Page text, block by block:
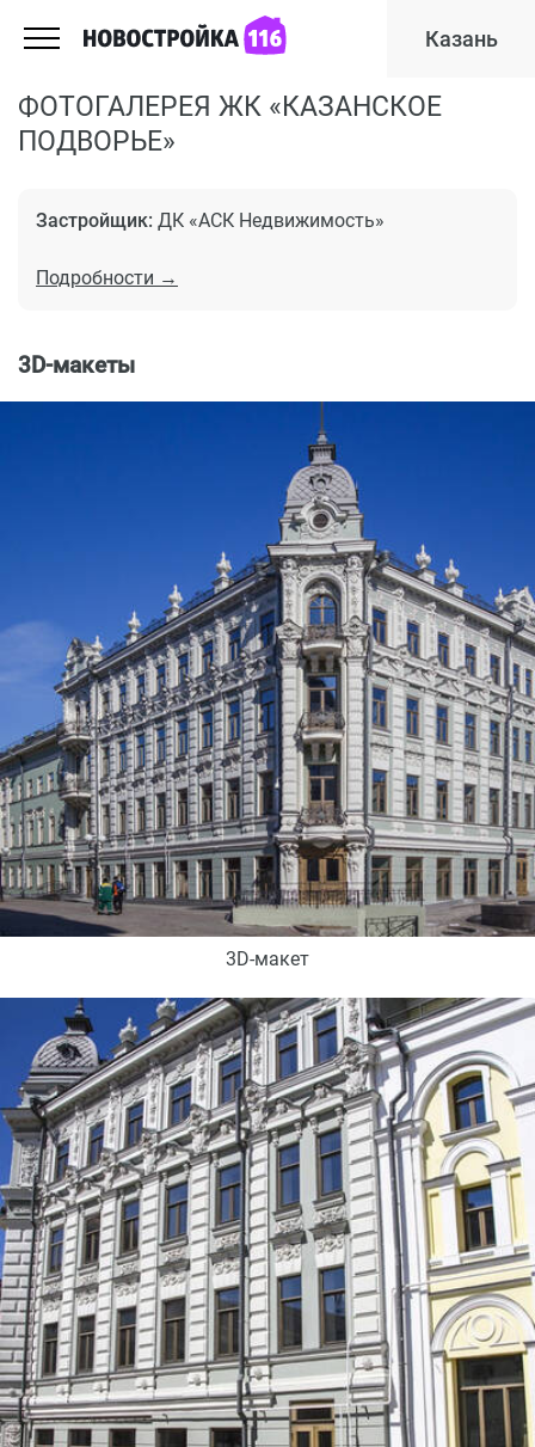
Казань
ФОТОГАЛЕРЕЯ ЖК «КАЗАНСКОЕ
ПОДВОРЬЕ»
Застройщик: ДК «АСК Недвижимость»
Подробности →
3D-макеты
3D-макет